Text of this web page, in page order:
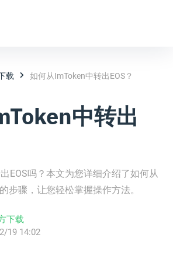
载 如何从imToken中转出EOS？
中转出
EOS吗？本文为您详细介绍了如何从
步骤，让您轻松掌握操作方法。
下载
19 14:02